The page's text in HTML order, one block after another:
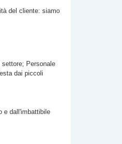
del cliente: siamo
Personale
dai piccoli
e dall'imbattibile